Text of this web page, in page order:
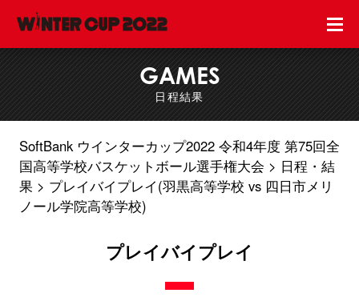
GAMES
日程結果
SoftBank ウインターカップ2022 令和4年度 第75回全
国高等学校バスケットボール選手権大会
日程・結
果
プレイバイプレイ(羽黒高等学校 vs 四日市メリ
ノール学院高等学校)
プレイバイプレイ